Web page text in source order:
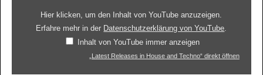
Hier klicken, um den Inhalt von YouTube anzuzeigen.
Erfahre mehr in der Datenschutzerklärung von YouTube.
Inhalt von YouTube immer anzeigen
„Latest Releases in House and Techno“ direkt öffnen